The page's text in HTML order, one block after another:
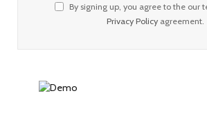
By signing up, you agree to the our
Privacy Policyagreement.